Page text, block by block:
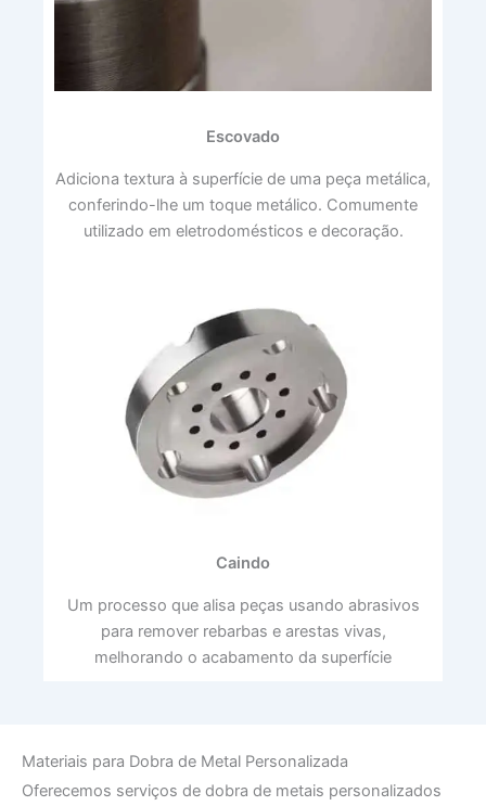
Escovado
Adiciona textura à superfície de uma peça metálica,
conferindo-lhe um toque metálico. Comumente
utilizado em eletrodomésticos e decoração.
Caindo
Um processo que alisa peças usando abrasivos
para remover rebarbas e arestas vivas,
melhorando o acabamento da superfície
Materiais para Dobra de Metal Personalizada
Oferecemos serviços de dobra de metais personalizados